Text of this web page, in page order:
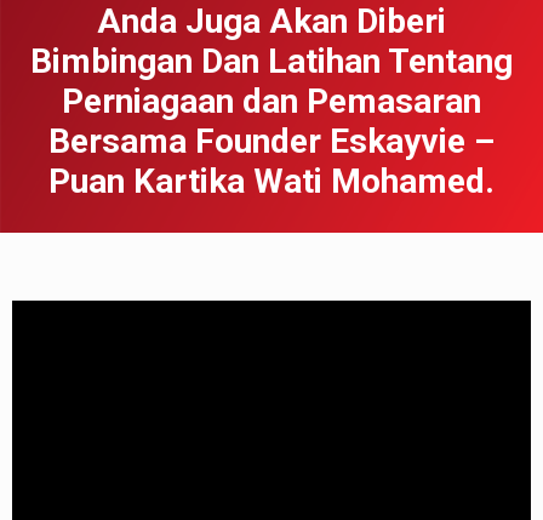
Anda Juga Akan Diberi
Bimbingan Dan Latihan Tentang
Perniagaan dan Pemasaran
Bersama Founder Eskayvie –
Puan Kartika Wati Mohamed.